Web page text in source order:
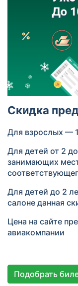
Скидка
Для взрослых —
Для детей от 2
занимающих
Для детей до 2
салоне данная
Цена на сайте
авиакомпании
Подобрать